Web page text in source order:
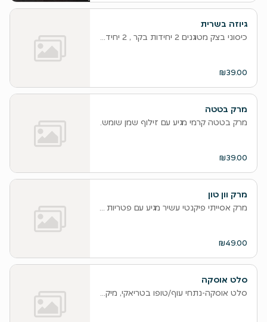
גיוזה בשרית
כיסוני בצק מטוגנים 2 יחידות בקר , 2 יחידות עוף
₪39.00
מרק בטטה
מרק בטטה קרמי מגיע עם זילוף שמן שומשום, קרם קוקוס, בצל ירוק
₪39.00
מרק וון טון
מרק אסייתי פיקנטי עשיר מגיע עם פטריות שיטאקי, אצות וואקמה, 2 יח' דים סאם ,...
₪49.00
סלט אוסקה
סלט אוסקה-נתחי עוף/טופו בטריאקי, מיקס חסות, אבוקדו, שרי, גזר, בצל